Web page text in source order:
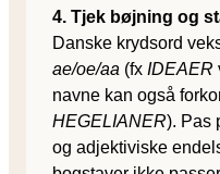
4. Tjek bøjning og
Danske krydsord
ae/oe/aa (fx IDEAER
navne kan også
HEGELIANER). Pas
og adjektiviske